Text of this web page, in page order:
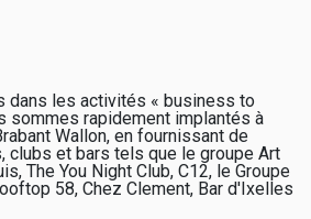
dans les activités « business to
sommes rapidement implantés à
Wallon, en fournissant de
clubs et bars tels que le groupe Art
The You Night Club, C12, le Groupe
58, Chez Clement, Bar d'Ixelles